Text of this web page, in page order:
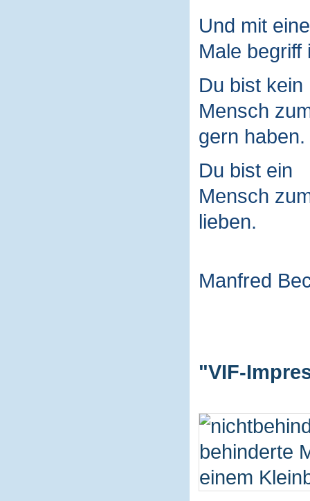
Und mit
Male begriff
Du bist kein
Mensch
gern haben.
Du bist ein
Mensch
lieben.
Manfred
"VIF-